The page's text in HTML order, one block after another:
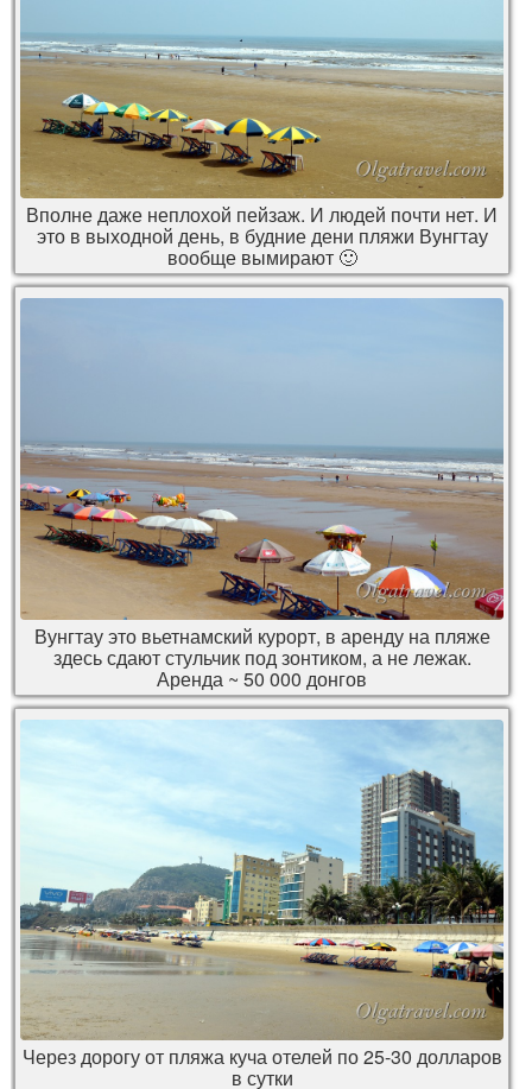
Вполне даже неплохой пейзаж. И людей почти нет. И
это в выходной день, в будние дени пляжи Вунгтау
вообще вымирают 🙂
Вунгтау это вьетнамский курорт, в аренду на пляже
здесь сдают стульчик под зонтиком, а не лежак.
Аренда ~ 50 000 донгов
Через дорогу от пляжа куча отелей по 25-30 долларов
в сутки